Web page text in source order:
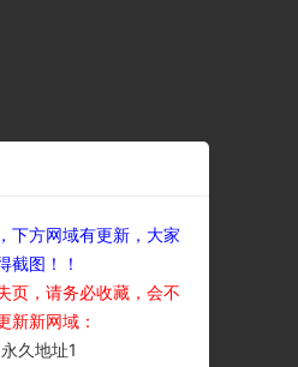
下方网域有更新，大家
截图！！
页，请务必收藏，会不
新新网域：
久地址1